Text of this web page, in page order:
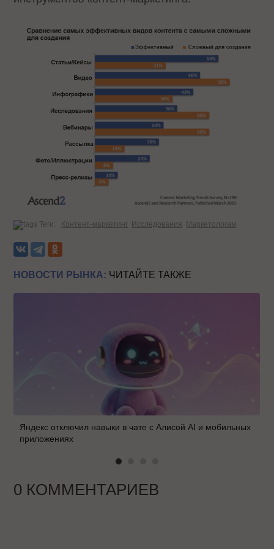
Теги: Контент-маркетинг Исследования Маркетологам
НОВОСТИ РЫНКА: ЧИТАЙТЕ ТАКЖЕ
Яндекс отключил навыки в чате с Алисой AI и мобильных
приложениях
0 КОММЕНТАРИЕВ